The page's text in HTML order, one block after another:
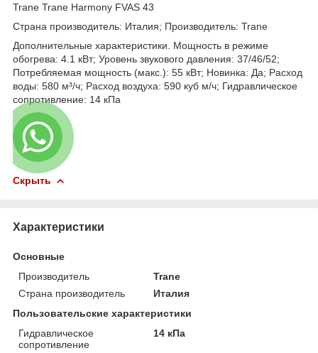
Trane Trane Harmony FVAS 43
Страна производитель: Италия; Производитель: Trane
Дополнительные характеристики. Мощность в режиме
обогрева: 4.1 кВт; Уровень звукового давления: 37/46/52;
Потребляемая мощность (макс.): 55 кВт; Новинка: Да; Расход
воды: 580 м³/ч; Расход воздуха: 590 куб м/ч; Гидравлическое
сопротивление: 14 кПа
Скрыть
Характеристики
Основные
Производитель
Trane
Страна производитель
Италия
Пользовательские характеристики
Гидравлическое
сопротивление
14 кПа